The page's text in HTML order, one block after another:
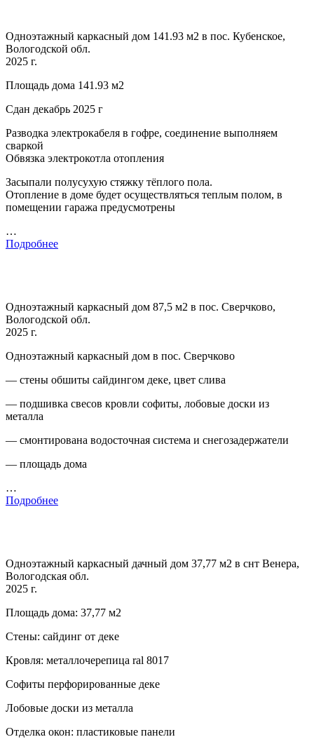
Одноэтажный каркасный дом 141.93 м2 в пос. Кубенское,
Вологодской обл.
2025 г.
Площадь дома 141.93 м2
Сдан декабрь 2025 г
Разводка электрокабеля в гофре, соединение выполняем
сваркой
Обвязка электрокотла отопления
Засыпали полусухую стяжку тёплого пола.
Отопление в доме будет осуществляться теплым полом, в
помещении гаража предусмотрены
…
Подробнее
Одноэтажный каркасный дом 87,5 м2 в пос. Сверчково,
Вологодской обл.
2025 г.
Одноэтажный каркасный дом в пос. Сверчково
— стены обшиты сайдингом деке, цвет слива
— подшивка свесов кровли софиты, лобовые доски из
металла
— смонтирована водосточная система и снегозадержатели
— площадь дома
…
Подробнее
Одноэтажный каркасный дачный дом 37,77 м2 в снт Венера,
Вологодская обл.
2025 г.
Площадь дома: 37,77 м2
Стены: сайдинг от деке
Кровля: металлочерепица ral 8017
Софиты перфорированные деке
Лобовые доски из металла
Отделка окон: пластиковые панели